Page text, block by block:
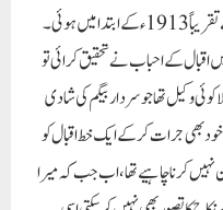
متمول کشمیری خاندان کی صاحبزادی مختار بیگم سے تقریباً 1913ءکے ابتدا میں ہوئی ۔
اقبال کے احباب نے تحقیق کرائی تو
کوئی وکیل تھا جو سردار بیگم کی شادی
خود بھی جرات کر کے ایک خط اقبال کو
نہیں کرنا چاہیے تھا ، اب جب کہ میرا